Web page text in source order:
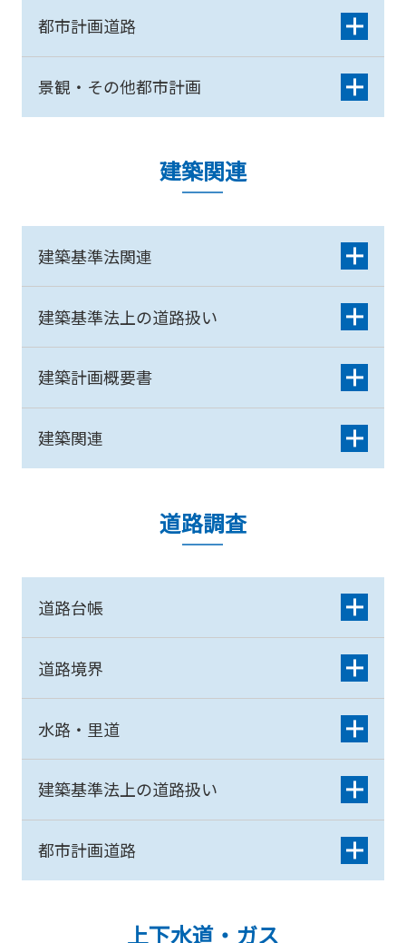
都市計画道路
景観・その他都市計画
建築関連
建築基準法関連
建築基準法上の道路扱い
建築計画概要書
建築関連
道路調査
道路台帳
道路境界
水路・里道
建築基準法上の道路扱い
都市計画道路
上下水道・ガス